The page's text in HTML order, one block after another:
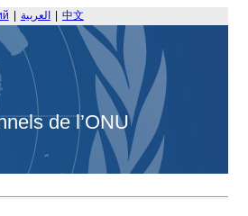
العربية 中文
de l’ONU